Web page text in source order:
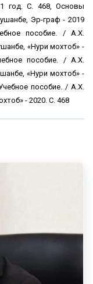
год. С. 468, Основы
Эр-граф - 2019
пособие. / А.Х.
«Нури мохтоб» -
пособие. / А.Х.
«Нури мохтоб» -
пособие. / А.Х.
- 2020. С. 468